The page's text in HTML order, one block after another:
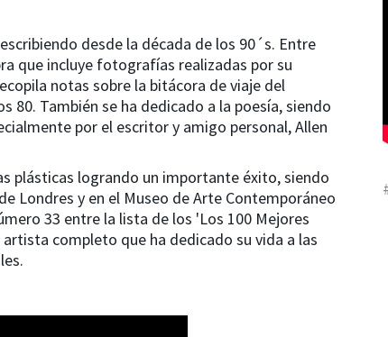
desde la década de los 90´s. Entre
que incluye fotografías realizadas por su
notas sobre la bitácora de viaje del
80. También se ha dedicado a la poesía, siendo
por el escritor y amigo personal, Allen
plásticas logrando un importante éxito, siendo
Londres y en el Museo de Arte Contemporáneo
33 entre la lista de los 'Los 100 Mejores
completo que ha dedicado su vida a las